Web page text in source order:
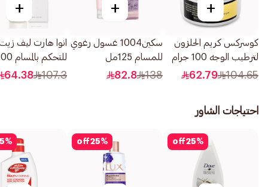
+
كوسركس كريم الحلزون
لترطيب الوجه 100 جرام
104.65
62.79
+
سكين1004 غسول رغوي
للمسام 125مل
138
82.8
+
انوا هارت ليف
للتحكم بالمسام 200مل
107.3
64.38
احتياجات الشاور
25%
off
25%
off
%